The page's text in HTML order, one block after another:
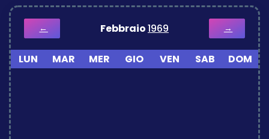
← Febbraio1969 →
LUN MAR MER GIO VEN SAB DOM